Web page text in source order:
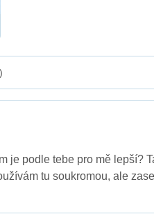
je podle tebe pro mě lepší?
tu soukromou, ale